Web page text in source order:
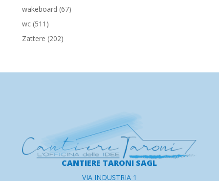
prodotti
wakeboard 6767
wc 511 511
prodotti
Zattere 202202
CANTIERE TARONI SAGL
VIA INDUSTRIA 1